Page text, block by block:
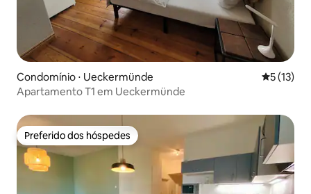
Condomínio ⋅ Ueckermünde 5 de uma
5 (13)
Apartamento T1 em Ueckermünde
Preferido dos hóspedes
Preferido dos hóspedes